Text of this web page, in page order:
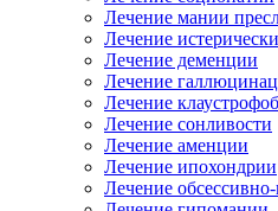
Лечение мании
Лечение
Лечение деменции
Лечение
Лечение
Лечение сонливости
Лечение аменции
Лечение ипохондрии
Лечение